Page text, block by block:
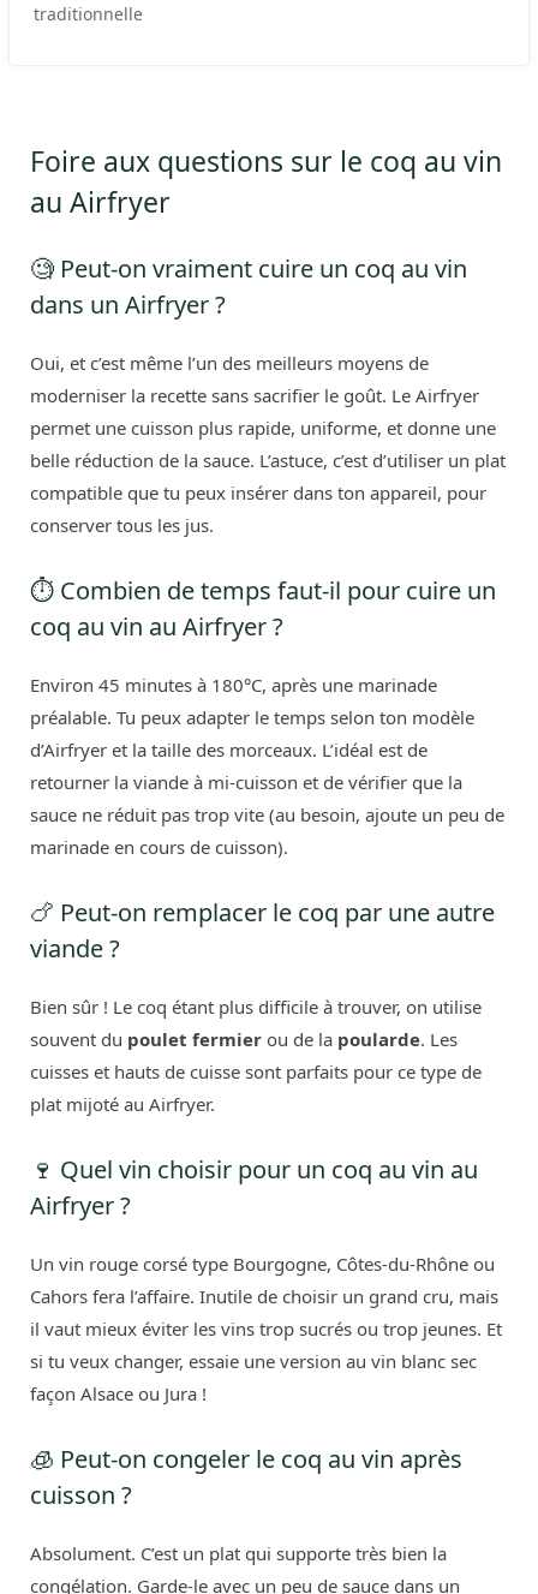
traditionnelle
Foire aux questions sur le coq au vin
au Airfryer
🧐 Peut-on vraiment cuire un coq au vin
dans un Airfryer ?
Oui, et c’est même l’un des meilleurs moyens de
moderniser la recette sans sacrifier le goût. Le Airfryer
permet une cuisson plus rapide, uniforme, et donne une
belle réduction de la sauce. L’astuce, c’est d’utiliser un plat
compatible que tu peux insérer dans ton appareil, pour
conserver tous les jus.
⏱️ Combien de temps faut-il pour cuire un
coq au vin au Airfryer ?
Environ 45 minutes à 180°C, après une marinade
préalable. Tu peux adapter le temps selon ton modèle
d’Airfryer et la taille des morceaux. L’idéal est de
retourner la viande à mi-cuisson et de vérifier que la
sauce ne réduit pas trop vite (au besoin, ajoute un peu de
marinade en cours de cuisson).
🍗 Peut-on remplacer le coq par une autre
viande ?
Bien sûr ! Le coq étant plus difficile à trouver, on utilise
souvent du poulet fermier ou de la poularde. Les
cuisses et hauts de cuisse sont parfaits pour ce type de
plat mijoté au Airfryer.
🍷 Quel vin choisir pour un coq au vin au
Airfryer ?
Un vin rouge corsé type Bourgogne, Côtes-du-Rhône ou
Cahors fera l’affaire. Inutile de choisir un grand cru, mais
il vaut mieux éviter les vins trop sucrés ou trop jeunes. Et
si tu veux changer, essaie une version au vin blanc sec
façon Alsace ou Jura !
🧊 Peut-on congeler le coq au vin après
cuisson ?
Absolument. C’est un plat qui supporte très bien la
congélation. Garde-le avec un peu de sauce dans un